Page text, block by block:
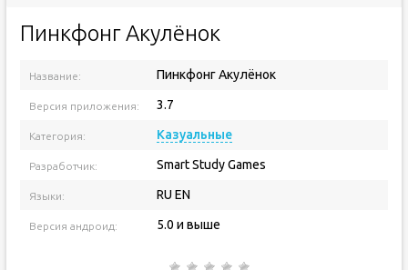
Пинкфонг Акулёнок
Название: Пинкфонг Акулёнок
Версия приложения: 3.7
Категория: Казуальные
Разработчик: Smart Study Games
Языки: RU EN
Версия андроид: 5.0 и выше